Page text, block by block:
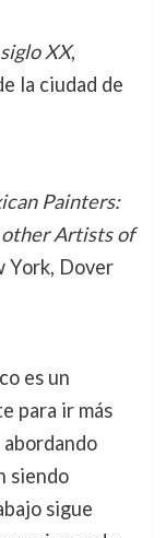
XX,
la ciudad de
Painters:
other Artists of
York, Dover
es un
para ir más
siendo
sigue